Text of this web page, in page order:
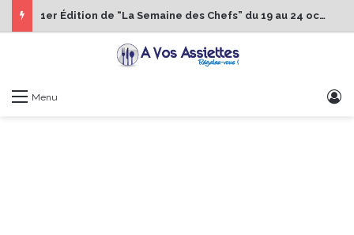
1er Édition de “La Semaine des Chefs” du 19 au 24 octobre 2026
Menu